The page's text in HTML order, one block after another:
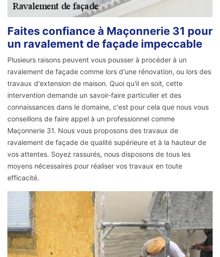
Faites confiance à Maçonnerie 31 pour
un ravalement de façade impeccable
Plusieurs raisons peuvent vous pousser à procéder à un
ravalement de façade comme lors d'une rénovation, ou lors des
travaux d'extension de maison. Quoi qu'il en soit, cette
intervention demande un savoir-faire particulier et des
connaissances dans le domaine, c'est pour cela que nous vous
conseillons de faire appel à un professionnel comme
Maçonnerie 31. Nous vous proposons des travaux de
ravalement de façade de qualité supérieure et à la hauteur de
vos attentes. Soyez rassurés, nous disposons de tous les
moyens nécessaires pour réaliser vos travaux en toute
efficacité.